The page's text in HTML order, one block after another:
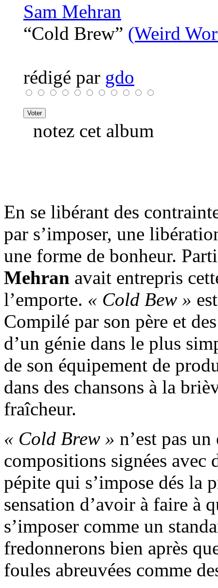
Sam Mehran
“Cold Brew” (Weird
rédigé par gdo
notez cet album
En se libérant des
par s’imposer, une
une forme de bonheur.
Mehran avait entrepris
l’emporte. « Cold Bew »
Compilé par son père et
d’un génie dans le plus
de son équipement de
dans des chansons à la
fraîcheur.
« Cold Brew » n’est pas
compositions signées avec
pépite qui s’impose dés la
sensation d’avoir à faire à
s’imposer comme un
fredonnerons bien après
foules abreuvées comme